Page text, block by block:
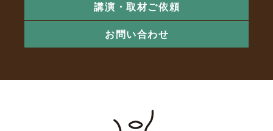
講演・取材ご依頼
お問い合わせ